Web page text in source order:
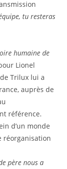
tu resteras
humaine de
Lionel
Trilux lui a
auprès de
référence.
d’un monde
réorganisation
père nous a